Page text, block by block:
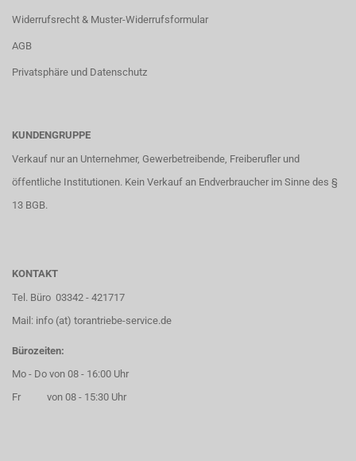
Widerrufsrecht & Muster-Widerrufsformular
AGB
Privatsphäre und Datenschutz
KUNDENGRUPPE
Verkauf nur an Unternehmer, Gewerbetreibende, Freiberufler und
öffentliche Institutionen. Kein Verkauf an Endverbraucher im Sinne des §
13 BGB.
KONTAKT
Tel. Büro 03342 - 421717
Mail: info (at) torantriebe-service.de
Bürozeiten:
Mo - Do von 08 - 16:00 Uhr
Fr von 08 - 15:30 Uhr